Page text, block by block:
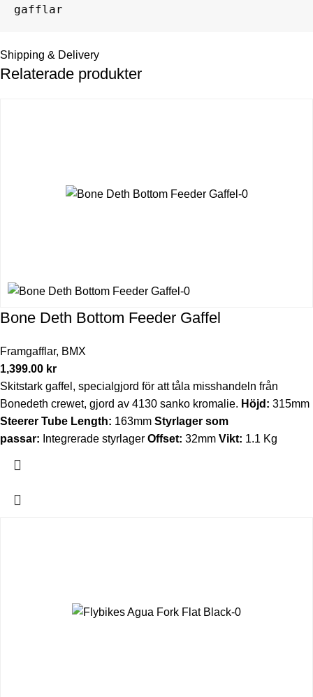
gafflar
Shipping & Delivery
Relaterade produkter
Bone Deth Bottom Feeder Gaffel
Framgafflar, BMX
1,399.00 kr
Skitstark gaffel, specialgjord för att tåla misshandeln från
Bonedeth crewet, gjord av 4130 sanko kromalie. Höjd: 315mm
Steerer Tube Length: 163mm Styrlager som
passar: Integrerade styrlager Offset: 32mm Vikt: 1.1 Kg